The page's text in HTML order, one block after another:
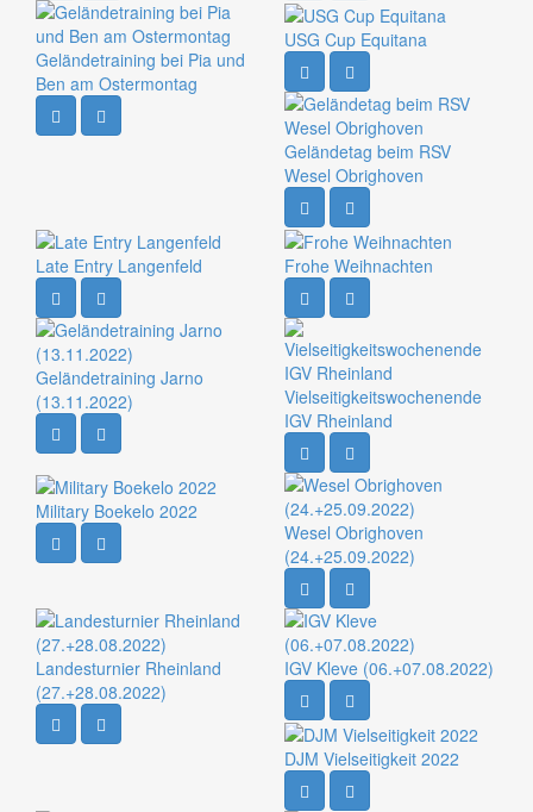
Geländetraining bei Pia und
Ben am Ostermontag
USG Cup Equitana
Geländetag beim RSV
Wesel Obrighoven
Late Entry Langenfeld Frohe Weihnachten
Geländetraining Jarno
(13.11.2022)
Vielseitigkeitswochenende
IGV Rheinland
Military Boekelo 2022
Wesel Obrighoven
(24.+25.09.2022)
Landesturnier Rheinland
(27.+28.08.2022)
IGV Kleve (06.+07.08.2022)
DJM Vielseitigkeit 2022